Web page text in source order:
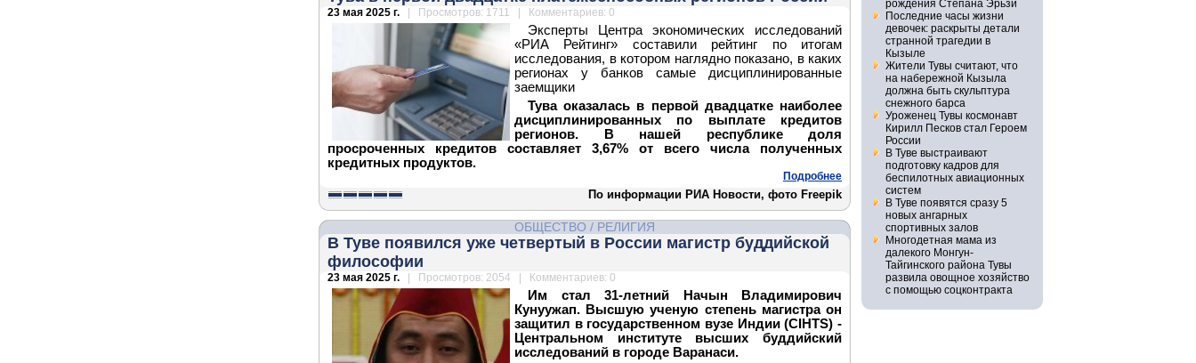
23 мая 2025 г. | Просмотров: 1711 | Комментариев: 0
Эксперты Центра экономических исследований
«РИА Рейтинг» составили рейтинг по итогам
исследования, в котором наглядно показано, в каких
регионах у банков самые дисциплинированные
заемщики
Тува оказалась в первой двадцатке наиболее
дисциплинированных по выплате кредитов
регионов. В нашей республике доля
просроченных кредитов составляет 3,67% от всего числа полученных
кредитных продуктов.
Подробнее
По информации РИА Новости, фото Freepik
ОБЩЕСТВО / РЕЛИГИЯ
В Туве появился уже четвертый в России магистр буддийской
философии
23 мая 2025 г. | Просмотров: 2054 | Комментариев: 0
Им стал 31-летний Начын Владимирович
Кунуужап. Высшую ученую степень магистра он
защитил в государственном вузе Индии (CIHTS) -
Центральном институте высших буддийский
исследований в городе Варанаси.
рождения Степана Эрьзи
Последние часы жизни
девочек: раскрыты детали
странной трагедии в
Кызыле
Жители Тувы считают, что
на набережной Кызыла
должна быть скульптура
снежного барса
Уроженец Тувы космонавт
Кирилл Песков стал Героем
России
В Туве выстраивают
подготовку кадров для
беспилотных авиационных
систем
В Туве появятся сразу 5
новых ангарных
спортивных залов
Многодетная мама из
далекого Монгун-
Тайгинского района Тувы
развила овощное хозяйство
с помощью соцконтракта